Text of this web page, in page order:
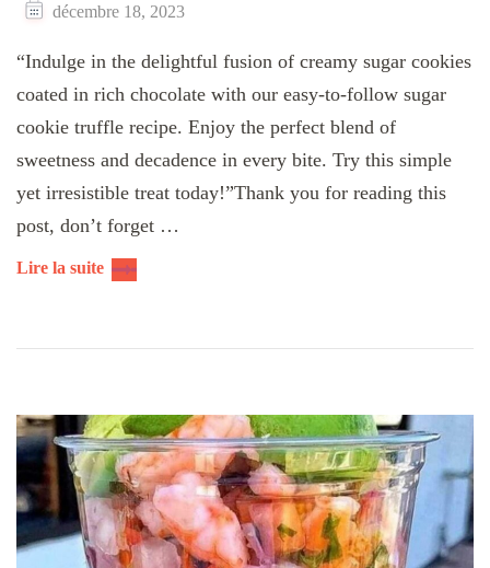
décembre 18, 2023
“Indulge in the delightful fusion of creamy sugar cookies
coated in rich chocolate with our easy-to-follow sugar
cookie truffle recipe. Enjoy the perfect blend of
sweetness and decadence in every bite. Try this simple
yet irresistible treat today!”Thank you for reading this
post, don’t forget …
Lire la suite